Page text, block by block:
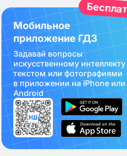
Мобильное
приложение ГДЗ
Задавай вопросы
искуcственному интеллекту
текстом или фотографиями
в приложении на iPhone или
Android